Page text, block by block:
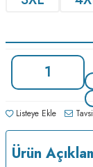
Listeye Ekle
Ürün